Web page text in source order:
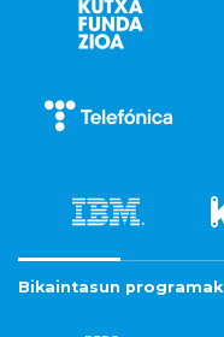
Bikaintasun programak